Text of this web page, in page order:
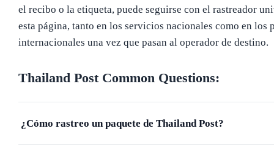
el recibo o la etiqueta, puede seguirse con el rastreador
esta página, tanto en los servicios nacionales como en los
internacionales una vez que pasan al operador de destino.
Thailand PostCommon Questions:
¿Cómo rastreo un paquete de Thailand Post?